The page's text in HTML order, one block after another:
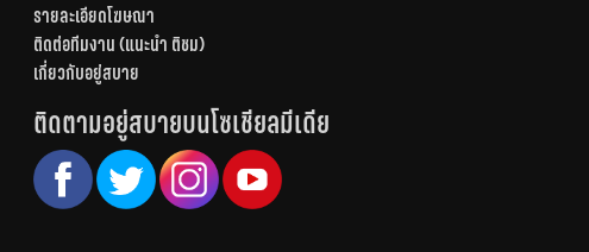
รายละเอียดโฆษณา
ติดต่อทีมงาน (แนะนำ ติชม)
เกี่ยวกับอยู่สบาย
ติดตามอยู่สบายบนโซเชียลมีเดีย